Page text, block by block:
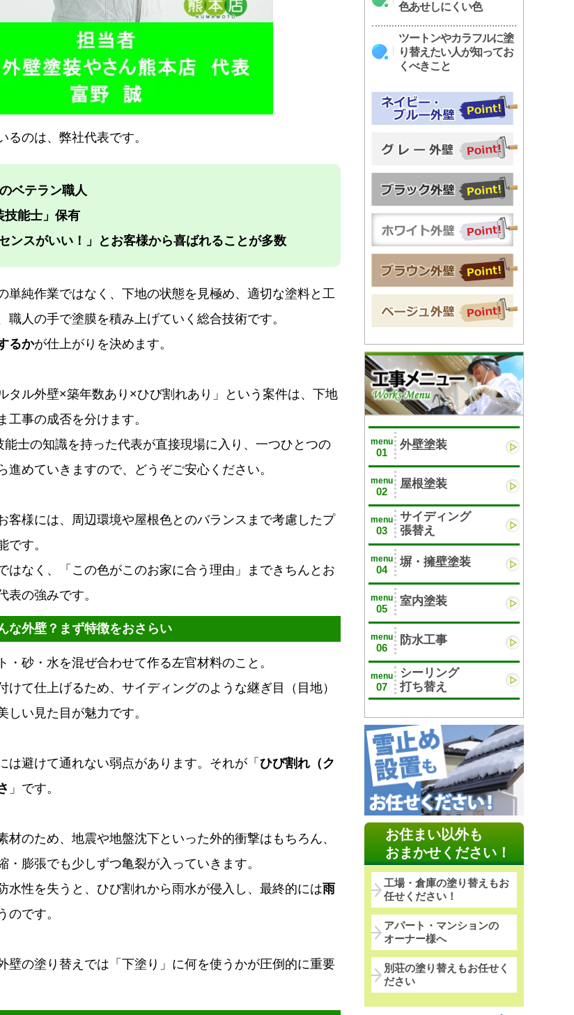
るのは、弊社代表です。
ベテラン職人
技能士」保有
ンスがいい！」とお客様から喜ばれることが多数
単純作業ではなく、下地の状態を見極め、適切な塗料と工
職人の手で塗膜を積み上げていく総合技術です。
るかが仕上がりを決めます。
タル外壁×築年数あり×ひび割れあり」という案件は、下地
工事の成否を分けます。
士の知識を持った代表が直接現場に入り、一つひとつの
進めていきますので、どうぞご安心ください。
客様には、周辺環境や屋根色とのバランスまで考慮したプ
です。
はなく、「この色がこのお家に合う理由」まできちんとお
表の強みです。
な外壁？まず特徴をおさらい
・砂・水を混ぜ合わせて作る左官材料のこと。
けて仕上げるため、サイディングのような継ぎ目（目地）
しい見た目が魅力です。
は避けて通れない弱点があります。それが「 ひび割れ（ク
」です。
材のため、地震や地盤沈下といった外的衝撃はもちろん、
・膨張でも少しずつ亀裂が入っていきます。
水性を失うと、ひび割れから雨水が侵入し、最終的には雨
のです。
壁の塗り替えでは「下塗り」に何を使うかが圧倒的に重要
色あせしにくい色
ツートンやカラフルに塗
り替えたい人が知ってお
くべきこと
menu
01
外壁塗装
menu
02
屋根塗装
menu
03
サイディング
張替え
menu
04
塀・擁壁塗装
menu
05
室内塗装
menu
06
防水工事
menu
07
シーリング
打ち替え
お住まい以外も
おまかせください！
工場・倉庫の塗り替えもお
任せください！
アパート・マンションの
オーナー様へ
別荘の塗り替えもお任せく
ださい